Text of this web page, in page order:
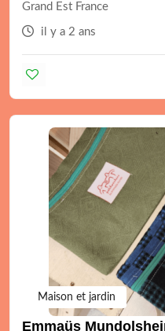
Grand Est France
il y a 2 ans
Maison et jardin
Emmaüs